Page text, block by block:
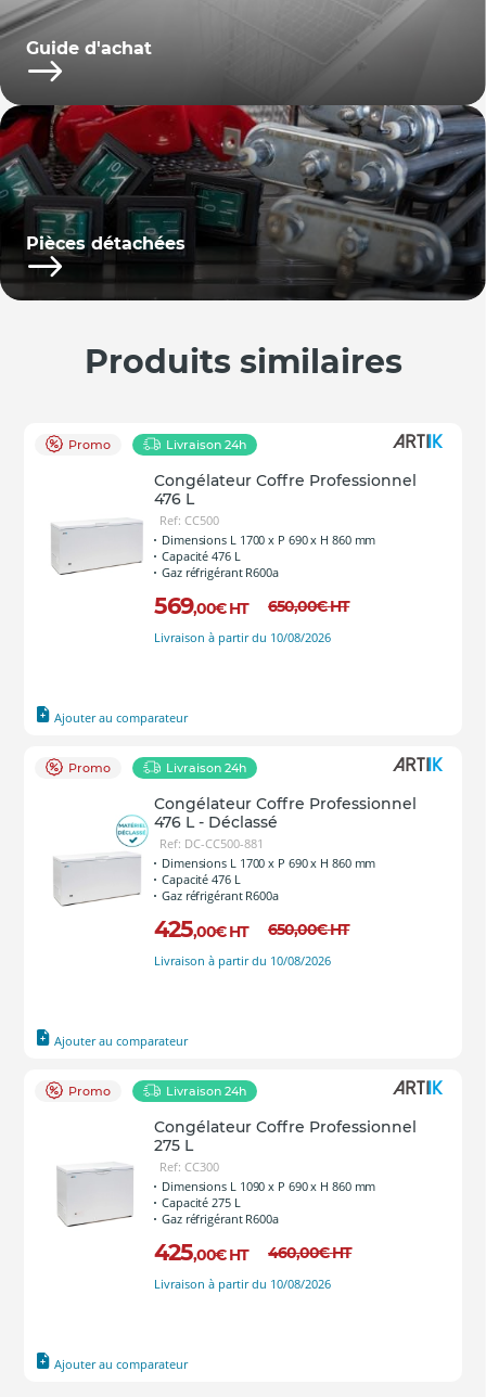
Guide d'achat
Pièces détachées
Produits similaires
Promo Livraison 24h
Congélateur Coffre Professionnel
476 L
Ref: CC500
Dimensions L 1700 x P 690 x H 860 mm
Capacité 476 L
Gaz réfrigérant R600a
569,00€ HT 650,00€HT
Livraison à partir du 10/08/2026
Ajouter au comparateur
Promo Livraison 24h
Congélateur Coffre Professionnel
476 L - Déclassé
Ref: DC-CC500-881
Dimensions L 1700 x P 690 x H 860 mm
Capacité 476 L
Gaz réfrigérant R600a
425,00€ HT 650,00€HT
Livraison à partir du 10/08/2026
Ajouter au comparateur
Promo Livraison 24h
Congélateur Coffre Professionnel
275 L
Ref: CC300
Dimensions L 1090 x P 690 x H 860 mm
Capacité 275 L
Gaz réfrigérant R600a
425,00€ HT 460,00€HT
Livraison à partir du 10/08/2026
Ajouter au comparateur